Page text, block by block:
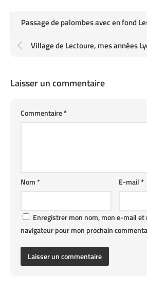
Village de Lectoure, mes années
Laisser un commentaire
Commentaire*
E-mail*
Nom*
Enregistrer mon nom, mon e-mail
navigateur pour mon prochain